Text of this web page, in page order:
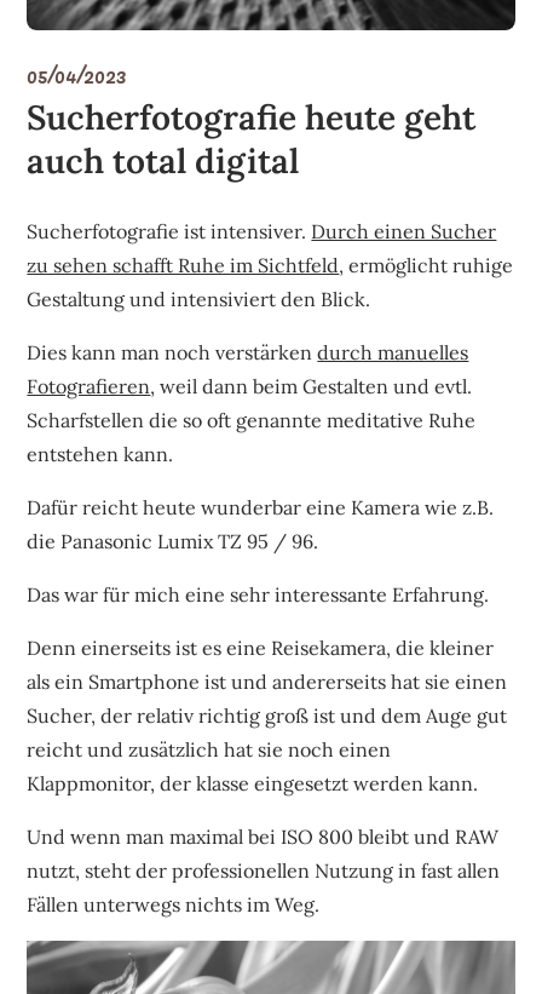
05/04/2023
Sucherfotografie heute geht
auch total digital
Sucherfotografie ist intensiver. Durch einen Sucher
zu sehen schafft Ruhe im Sichtfeld, ermöglicht ruhige
Gestaltung und intensiviert den Blick.
Dies kann man noch verstärkendurch manuelles
Fotografieren, weil dann beim Gestalten und evtl.
Scharfstellen die so oft genannte meditative Ruhe
entstehen kann.
Dafür reicht heute wunderbar eine Kamera wie z.B.
die Panasonic Lumix TZ 95 / 96.
Das war für mich eine sehr interessante Erfahrung.
Denn einerseits ist es eine Reisekamera, die kleiner
als ein Smartphone ist und andererseits hat sie einen
Sucher, der relativ richtig groß ist und dem Auge gut
reicht und zusätzlich hat sie noch einen
Klappmonitor, der klasse eingesetzt werden kann.
Und wenn man maximal bei ISO 800 bleibt und RAW
nutzt, steht der professionellen Nutzung in fast allen
Fällen unterwegs nichts im Weg.